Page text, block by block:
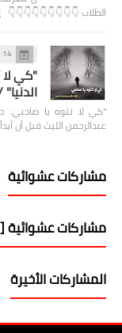
الطلاب 👇👇👇👇👇👇👇👇👇 https://g12.emis.gov.eg/ وال…
14 أكتوبر 2022
"كي لا
"كي لا تتوه يا صاحبي:
عبدالرحمن الليث قبل أن
مشاركات عشوائية
مشاركات
المشاركات الأخيرة